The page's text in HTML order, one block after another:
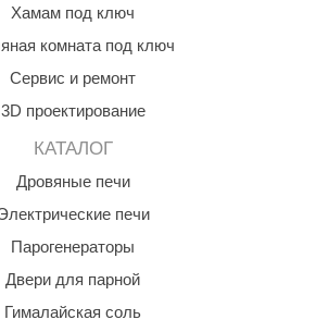
Хамам под ключ
комната под ключ
Сервис и ремонт
3D проектирование
КАТАЛОГ
Дровяные печи
печи
Парогенераторы
Двери для парной
Гималайская соль